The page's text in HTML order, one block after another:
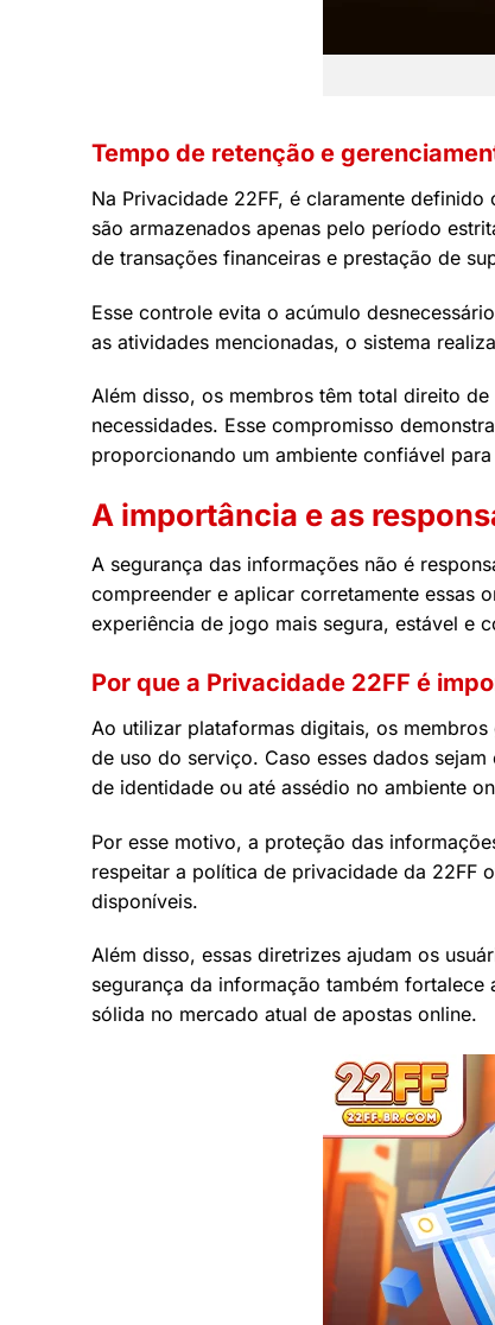
Tempo de retenção e
Na Privacidade 22FF, é claramente
são armazenados apenas pelo período
de transações financeiras e prestação de
Esse controle evita o acúmulo
as atividades mencionadas, o sistema
Além disso, os membros têm total direito
necessidades. Esse compromisso
proporcionando um ambiente confiável
A importância e as
A segurança das informações não é
compreender e aplicar corretamente essas
experiência de jogo mais segura, estável e
Por que a Privacidade 22FF é
Ao utilizar plataformas digitais, os
de uso do serviço. Caso esses dados
de identidade ou até assédio no ambiente
Por esse motivo, a proteção das
respeitar a política de privacidade da 22FF
disponíveis.
Além disso, essas diretrizes ajudam os
segurança da informação também
sólida no mercado atual de apostas online.